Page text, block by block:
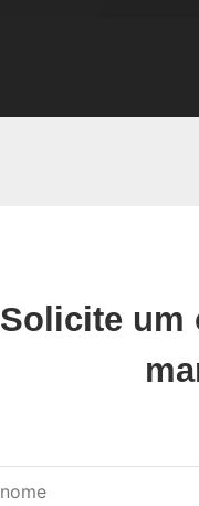
Solicite um